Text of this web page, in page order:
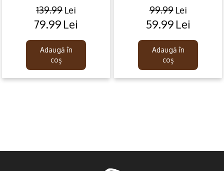
139.99 Lei
Original
was:
139.99lei.
79.99 Lei
Current
is:
79.99lei.
Adaugă în
coș
99.99 Lei
Original
was:
99.99lei.
59.99 Lei
Current
is:
59.99lei.
Adaugă în
coș